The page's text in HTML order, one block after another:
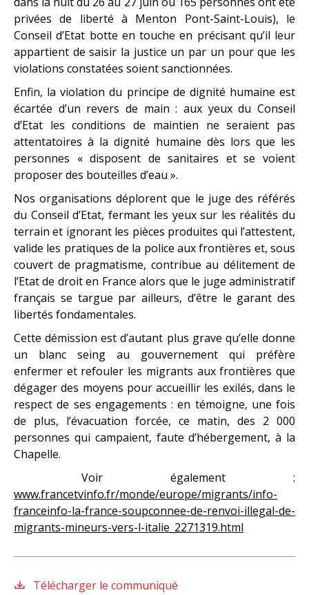
privées de liberté à Menton Pont-Saint-Louis), le
Conseil d’Etat botte en touche en précisant qu’il leur
appartient de saisir la justice un par un pour que les
violations constatées soient sanctionnées.
Enfin, la violation du principe de dignité humaine est
écartée d’un revers de main : aux yeux du Conseil
d’Etat les conditions de maintien ne seraient pas
attentatoires à la dignité humaine dès lors que les
personnes « disposent de sanitaires et se voient
proposer des bouteilles d’eau ».
Nos organisations déplorent que le juge des référés
du Conseil d’Etat, fermant les yeux sur les réalités du
terrain et ignorant les pièces produites qui l’attestent,
valide les pratiques de la police aux frontières et, sous
couvert de pragmatisme, contribue au délitement de
l’Etat de droit en France alors que le juge administratif
français se targue par ailleurs, d’être le garant des
libertés fondamentales.
Cette démission est d’autant plus grave qu’elle donne
un blanc seing au gouvernement qui préfère
enfermer et refouler les migrants aux frontières que
dégager des moyens pour accueillir les exilés, dans le
respect de ses engagements : en témoigne, une fois
de plus, l’évacuation forcée, ce matin, des 2 000
personnes qui campaient, faute d’hébergement, à la
Chapelle.
Voir également :
www.francetvinfo.fr/monde/europe/migrants/info-
franceinfo-la-france-soupconnee-de-renvoi-illegal-de-
migrants-mineurs-vers-l-italie_2271319.html
Télécharger le communiqué